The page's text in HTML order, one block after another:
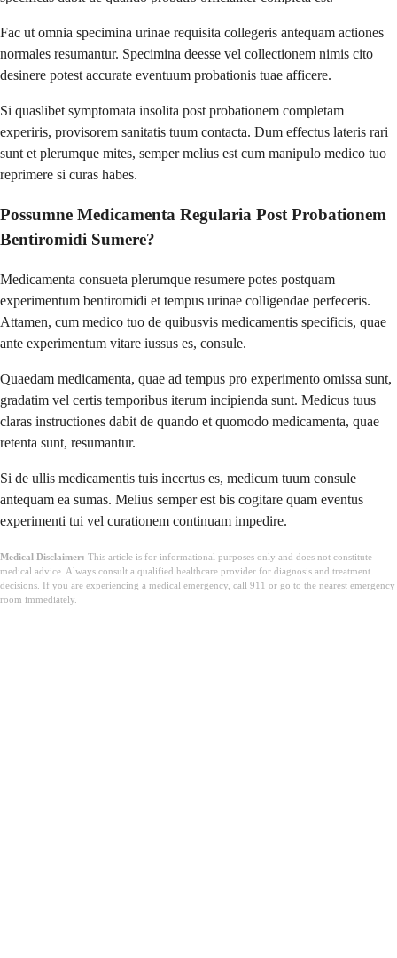
Fac ut omnia specimina urinae requisita collegeris antequam actiones
normales resumantur. Specimina deesse vel collectionem nimis cito
desinere potest accurate eventuum probationis tuae afficere.
Si quaslibet symptomata insolita post probationem completam
experiris, provisorem sanitatis tuum contacta. Dum effectus lateris rari
sunt et plerumque mites, semper melius est cum manipulo medico tuo
reprimere si curas habes.
Possumne Medicamenta Regularia Post Probationem
Bentiromidi Sumere?
Medicamenta consueta plerumque resumere potes postquam
experimentum bentiromidi et tempus urinae colligendae perfeceris.
Attamen, cum medico tuo de quibusvis medicamentis specificis, quae
ante experimentum vitare iussus es, consule.
Quaedam medicamenta, quae ad tempus pro experimento omissa sunt,
gradatim vel certis temporibus iterum incipienda sunt. Medicus tuus
claras instructiones dabit de quando et quomodo medicamenta, quae
retenta sunt, resumantur.
Si de ullis medicamentis tuis incertus es, medicum tuum consule
antequam ea sumas. Melius semper est bis cogitare quam eventus
experimenti tui vel curationem continuam impedire.
Medical Disclaimer: This article is for informational purposes only and does not constitute
medical advice. Always consult a qualified healthcare provider for diagnosis and treatment
decisions. If you are experiencing a medical emergency, call 911 or go to the nearest emergency
room immediately.